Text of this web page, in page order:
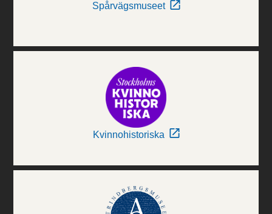
Spårvägsmuseet
Kvinnohistoriska